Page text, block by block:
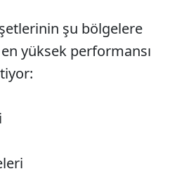
şu bölgelere
yüksek performansı